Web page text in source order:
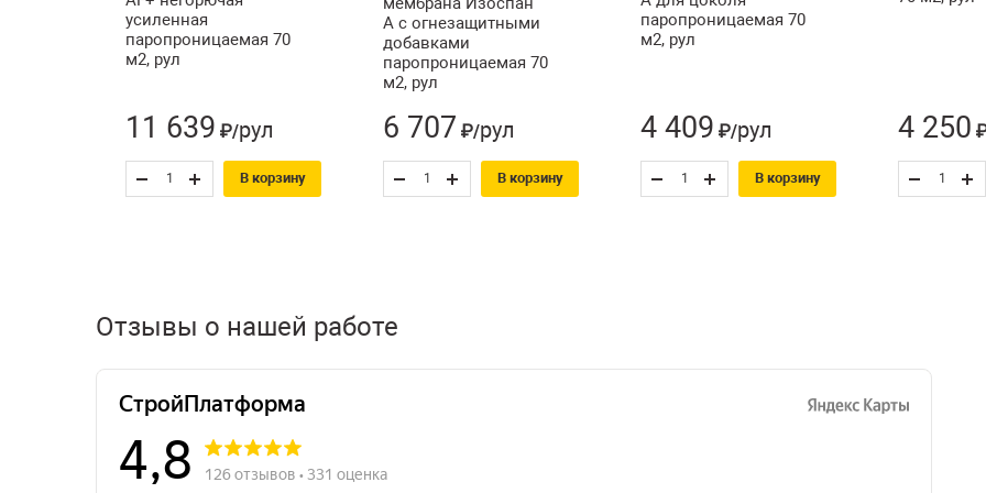
усиленная
паропроницаемая 70
м2, рул
11 639 ₽/рул
В корзину
А с огнезащитными
добавками
паропроницаемая 70
м2, рул
6 707 ₽/рул
В корзину
паропроницаемая 70
м2, рул
4 409 ₽/рул
В корзину
4 250
Отзывы о нашей работе